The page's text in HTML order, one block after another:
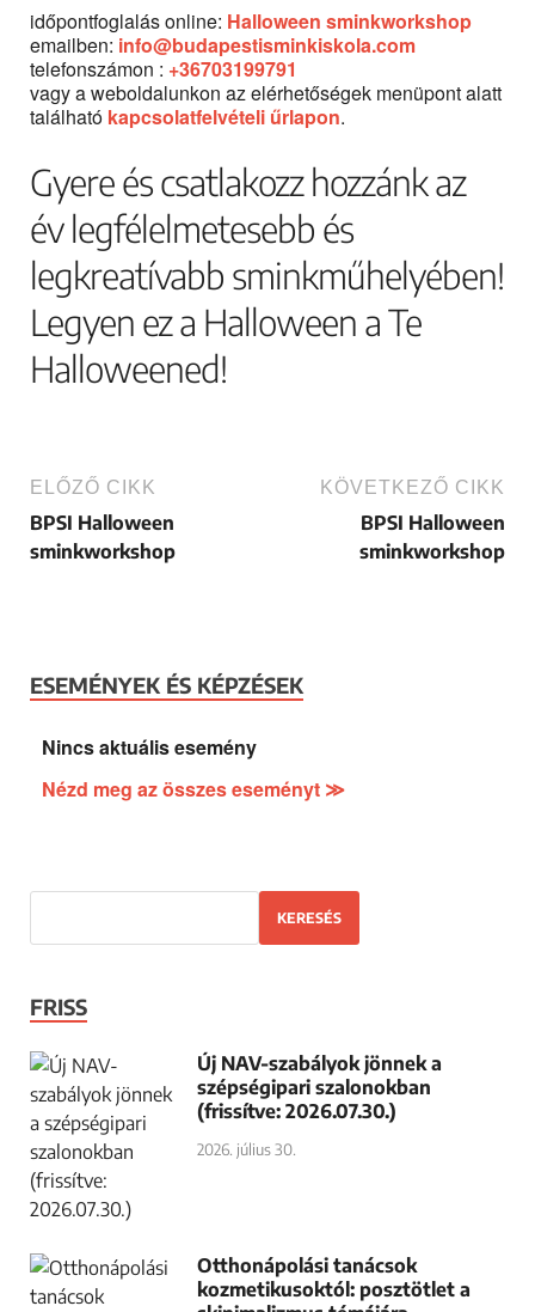
időpontfoglalás online: Halloween sminkworkshop
emailben: info@budapestisminkiskola.com
telefonszámon : +36703199791
vagy a weboldalunkon az elérhetőségek menüpont alatt
található kapcsolatfelvételi űrlapon.
Gyere és csatlakozz hozzánk az
év legfélelmetesebb és
legkreatívabb sminkműhelyében!
Legyen ez a Halloween a Te
Halloweened!
ELŐZŐ CIKK
BPSI Halloween
sminkworkshop
KÖVETKEZŐ CIKK
BPSI Halloween
sminkworkshop
ESEMÉNYEK ÉS KÉPZÉSEK
Nincs aktuális esemény
Nézd meg az összes eseményt ≫
KERESÉS
FRISS
Új NAV-szabályok jönnek a
szépségipari szalonokban
(frissítve: 2026.07.30.)
2026. július 30.
Otthonápolási tanácsok
kozmetikusoktól: posztötlet a